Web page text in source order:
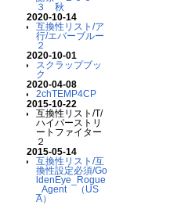
３ 秋
2020-10-14
互換性リスト/ア
行/エバーブルー
２
2020-10-01
スクラップブッ
ク
2020-04-08
2chTEMP4CP
2015-10-22
互換性リスト/T/
ハイパーストリ
ートファイター
２
2015-05-14
互換性リスト/互
換性設定必須/Go
ldenEye_Rogue
_Agent （US
A）